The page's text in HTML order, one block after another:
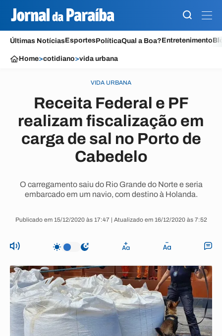
Últimas NotíciasEsportesPolíticaQual a Boa?Entretenimento
Home>cotidiano>vida urbana
VIDA URBANA
Receita Federal e PF
realizam fiscalização em
carga de sal no Porto de
Cabedelo
O carregamento saiu do Rio Grande do Norte e seria
embarcado em um navio, com destino à Holanda.
Publicado em 15/12/2020 às 17:47 | Atualizado em 16/12/2020 às 7:52